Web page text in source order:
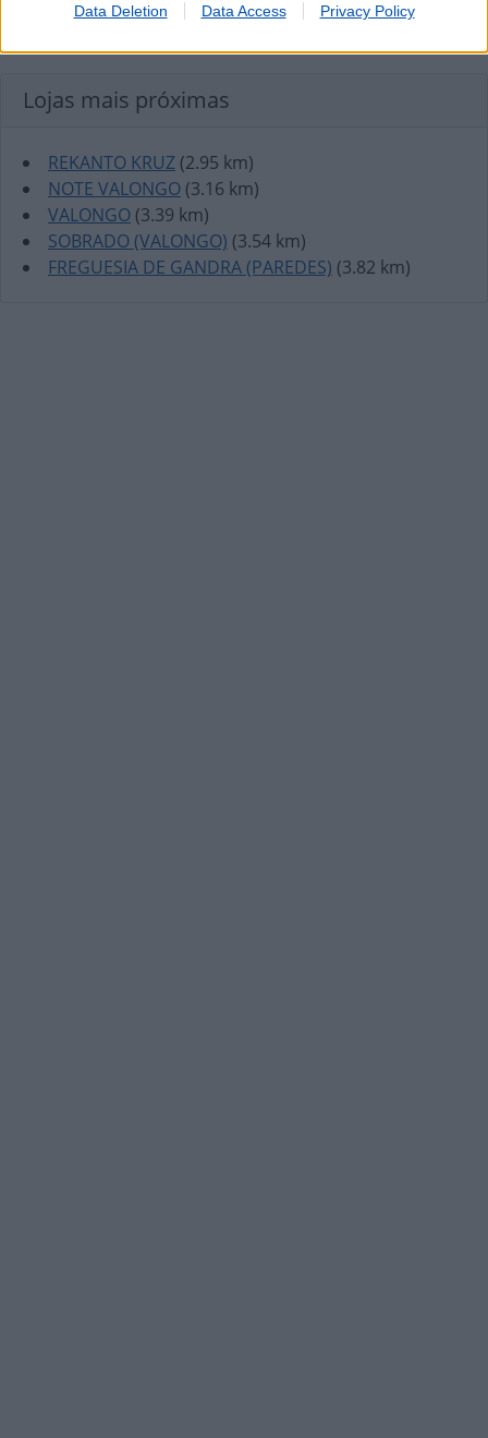
Data Deletion Data Access Privacy Policy
Lojas mais próximas
REKANTO KRUZ (2.95 km)
NOTE VALONGO (3.16 km)
VALONGO (3.39 km)
SOBRADO (VALONGO) (3.54 km)
FREGUESIA DE GANDRA (PAREDES) (3.82 km)